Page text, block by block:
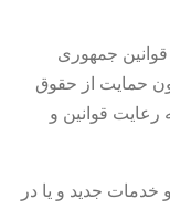
جمهوری
حمایت از حقوق
قوانین و
خدمات جدید و یا در